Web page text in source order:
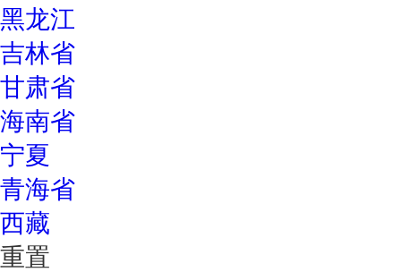
黑龙江
吉林省
甘肃省
海南省
宁夏
青海省
西藏
重置